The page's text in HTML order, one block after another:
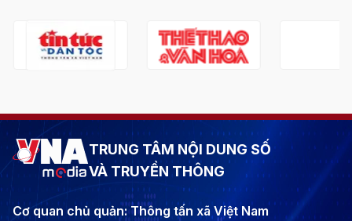
TRUNG TÂM NỘI DUNG SỐ
VÀ TRUYỀN THÔNG
Cơ quan chủ quản: Thông tấn xã Việt Nam